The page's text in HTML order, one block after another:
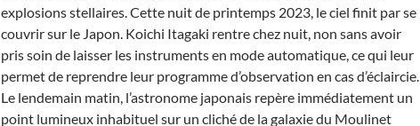
explosions stellaires. Cette nuit de printemps 2023, le ciel finit par se
couvrir sur le Japon. Koichi Itagaki rentre chez nuit, non sans avoir
pris soin de laisser les instruments en mode automatique, ce qui leur
permet de reprendre leur programme d’observation en cas d’éclaircie.
Le lendemain matin, l’astronome japonais repère immédiatement un
point lumineux inhabituel sur un cliché de la galaxie du Moulinet